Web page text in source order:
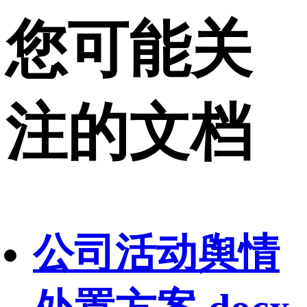
您可能关
注的文档
公司活动舆情